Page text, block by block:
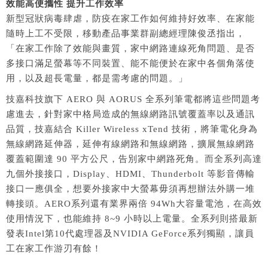
效能高便攜性 提升工作效率
新型冠狀病毒肆虐，防疫在家工作如何維持好效率、在家能
隨時上工不受限，移動產品事業群副總經理陳俊丞指出，
「在家工作除了效能與畫質，家中網路連線死角問題、是否
多接口滿足螢幕等不同裝置、能不能便於在家中各個角落使
用，以及超長電量，都是需考慮的問題。」
技嘉科技旗下 AERO 與 AORUS 全系列筆電都將這些問題考
慮進去，針對家中格局造成的無線網路訊號覆蓋率以及通訊
品質，技嘉結合 Killer Wireless xTend 技術，將筆電化身為
無線網路延伸器，延伸有線網路和無線網路，擴展無線網路
覆蓋範圍達 90 平方公尺，告別家中網路死角。而全系列高達
九個外接接口，Display、HDMI、Thunderbolt 等影音傳輸
接口一應俱全，想要外接家中大螢幕毋須再想辦法外購一堆
轉接頭。AERO系列還有業界兩倍 94Wh大容量電池，在高效
使用情況下，也能維持 8~9 小時以上電量。全系列則搭最新
發表Intel第10代處理器及NVIDIA GeForce系列獨顯，讓員
工在家工作游刃有餘！